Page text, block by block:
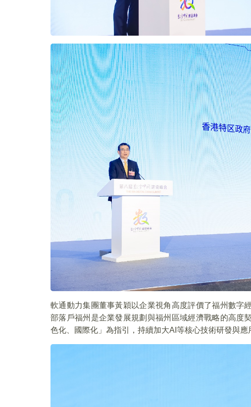
軟通動力集團董事黃穎以企業視角高度評價了福州數字
部落戶福州是企業發展規劃與福州區域經濟戰略的高度
色化、國際化」為指引，持續加大AI等核心技術研發與應